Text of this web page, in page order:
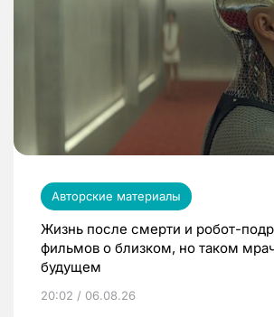
Авторские материалы
Жизнь после смерти и робот-
фильмов о близком, но таком
будущем
20:02 / 06.08.26